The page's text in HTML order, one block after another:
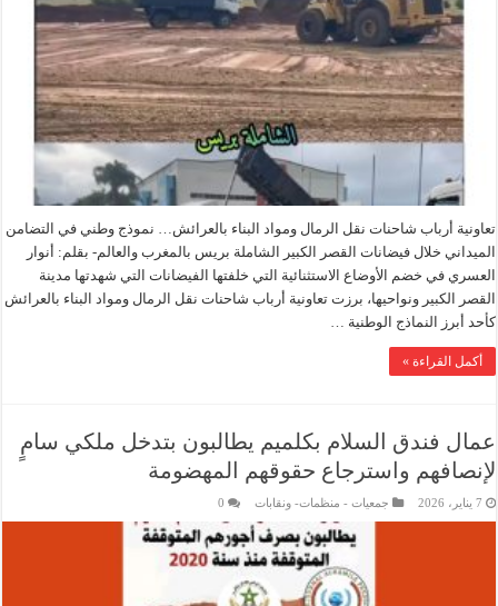
تعاونية أرباب شاحنات نقل الرمال ومواد البناء بالعرائش… نموذج وطني في التضامن
الميداني خلال فيضانات القصر الكبير الشاملة بريس بالمغرب والعالم- بقلم: أنوار
العسري في خضم الأوضاع الاستثنائية التي خلفتها الفيضانات التي شهدتها مدينة
القصر الكبير ونواحيها، برزت تعاونية أرباب شاحنات نقل الرمال ومواد البناء بالعرائش
كأحد أبرز النماذج الوطنية …
أكمل القراءة »
عمال فندق السلام بكلميم يطالبون بتدخل ملكي سامٍ
لإنصافهم واسترجاع حقوقهم المهضومة
7 يناير، 2026 جمعيات - منظمات- ونقابات 0